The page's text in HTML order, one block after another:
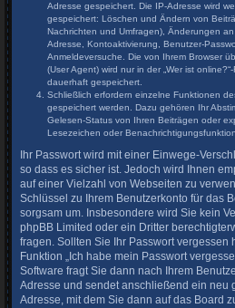
Adresse gespeichert. Die IP-Adresse wird
gespeichert: Löschen und Ändern von
Nachrichten und Umfragen), Änderungen
Adresse, Kontoaktivierung, Benutzer-
Anmeldeversuche. Die von Ihrem Browser
(User Agent) wird nur in der „Wer ist
dauerhaft gespeichert.
Schließlich erfordern einzelne Funktionen
gespeichert werden. Dazu gehören Ihr
Gelesen-Status von Ihren Beiträgen oder
Lesezeichen oder
Ihr Passwort wird mit einer Einwege-
so dass es sicher ist. Jedoch wird Ihnen
auf einer Vielzahl von Webseiten zu
Schlüssel zu Ihrem Benutzerkonto für das
sorgsam um. Insbesondere wird Sie kein
phpBB Limited oder ein Dritter
fragen. Sollten Sie Ihr Passwort vergessen
Funktion „Ich habe mein Passwort
Software fragt Sie dann nach Ihrem
Adresse und sendet anschließend ein neu
Adresse, mit dem Sie dann auf das Board